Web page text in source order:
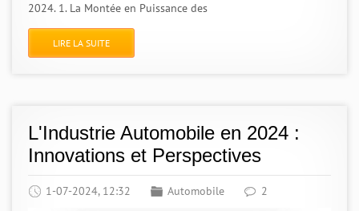
2024. 1. La Montée en Puissance des
LIRE LA SUITE
L'Industrie Automobile en 2024 :
Innovations et Perspectives
1-07-2024, 12:32 Automobile 2